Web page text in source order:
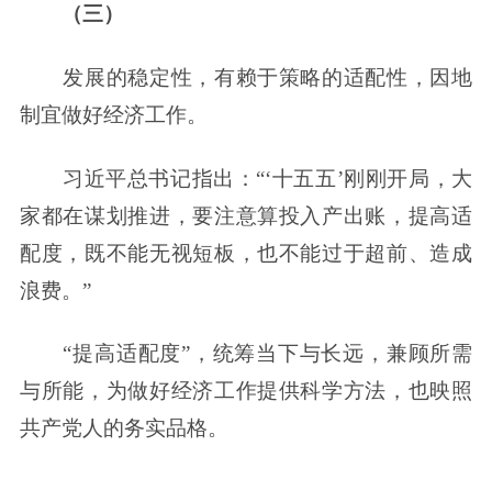
（三）
发展的稳定性，有赖于策略的适配性，因地
制宜做好经济工作。
习近平总书记指出：“‘十五五’刚刚开局，大
家都在谋划推进，要注意算投入产出账，提高适
配度，既不能无视短板，也不能过于超前、造成
浪费。”
“提高适配度”，统筹当下与长远，兼顾所需
与所能，为做好经济工作提供科学方法，也映照
共产党人的务实品格。